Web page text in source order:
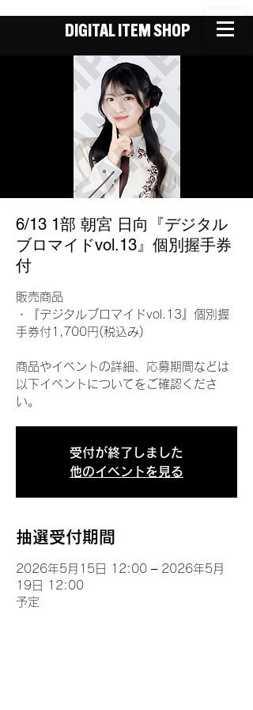
DIGITAL ITEM SHOP
6/13 1部 朝宮 日向『デジタル
ブロマイドvol.13』個別握手券
付
販売商品
・『デジタルブロマイドvol.13』個別握
手券付1,700円(税込み)
商品やイベントの詳細、応募期間などは
以下イベントについてをご確認くださ
い。
受付が終了しました
他のイベントを見る
抽選受付期間
2026年5月15日 12:00 – 2026年5月
19日 12:00
予定